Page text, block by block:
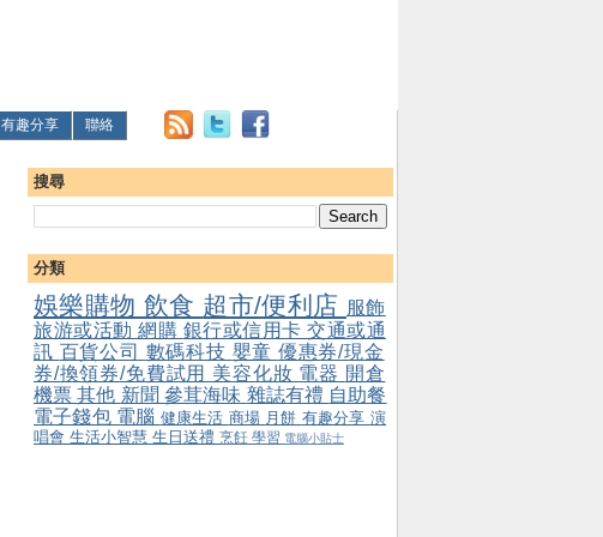
有趣分享 聯絡
搜尋
分類
娛樂購物 飲食 超市/便利店 服飾
旅游或活動 網購 銀行或信用卡 交通或通
訊 百貨公司 數碼科技 嬰童 優惠券/現金
券/換領券/免費試用 美容化妝 電器 開倉
機票其他 新聞參茸海味 雜誌有禮 自助餐
電子錢包 電腦 健康生活 商場 月餅 有趣分享 演
唱會 生活小智慧 生日送禮 烹飪 學習 電腦小貼士